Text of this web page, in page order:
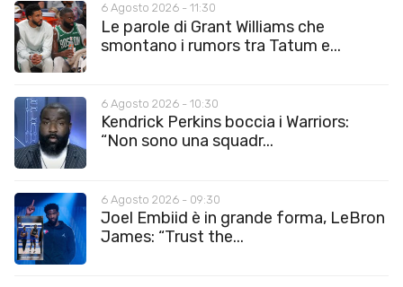
6 Agosto 2026 - 11:30
Le parole di Grant Williams che
smontano i rumors tra Tatum e...
6 Agosto 2026 - 10:30
Kendrick Perkins boccia i Warriors:
“Non sono una squadr...
6 Agosto 2026 - 09:30
Joel Embiid è in grande forma, LeBron
James: “Trust the...